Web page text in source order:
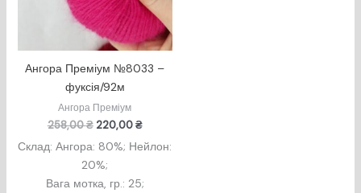
Ангора Преміум №8033 –
фуксія/92м
Ангора Преміум
258,00₴ Оригінальна
258,00 ₴.
220,00₴Поточна
220,00 ₴.
Склад: Ангора: 80%; Нейлон:
20%;
Вага мотка, гр.: 25;